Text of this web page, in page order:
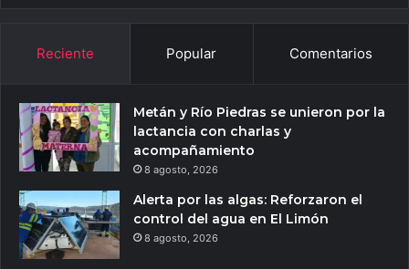
Reciente Popular Comentarios
Metán y Río Piedras se unieron por la
lactancia con charlas y
acompañamiento
8 agosto, 2026
Alerta por las algas: Reforzaron el
control del agua en El Limón
8 agosto, 2026